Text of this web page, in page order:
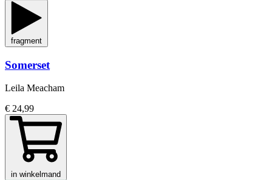
fragment
Somerset
Leila Meacham
€ 24,99
in winkelmand